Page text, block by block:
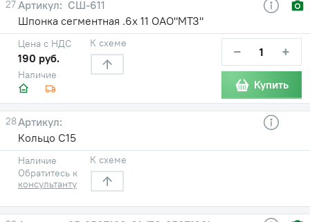
27
СШ-611
Шпонка сегментная .6х 11 ОАО"МТЗ"
Наличие
Цена с НДС
190 руб.
К схеме − +
Купить
28
Кольцо С15
Наличие
Обратитесь к
консультанту
К схеме